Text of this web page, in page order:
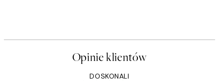
Opinie klientów
DOSKONALI